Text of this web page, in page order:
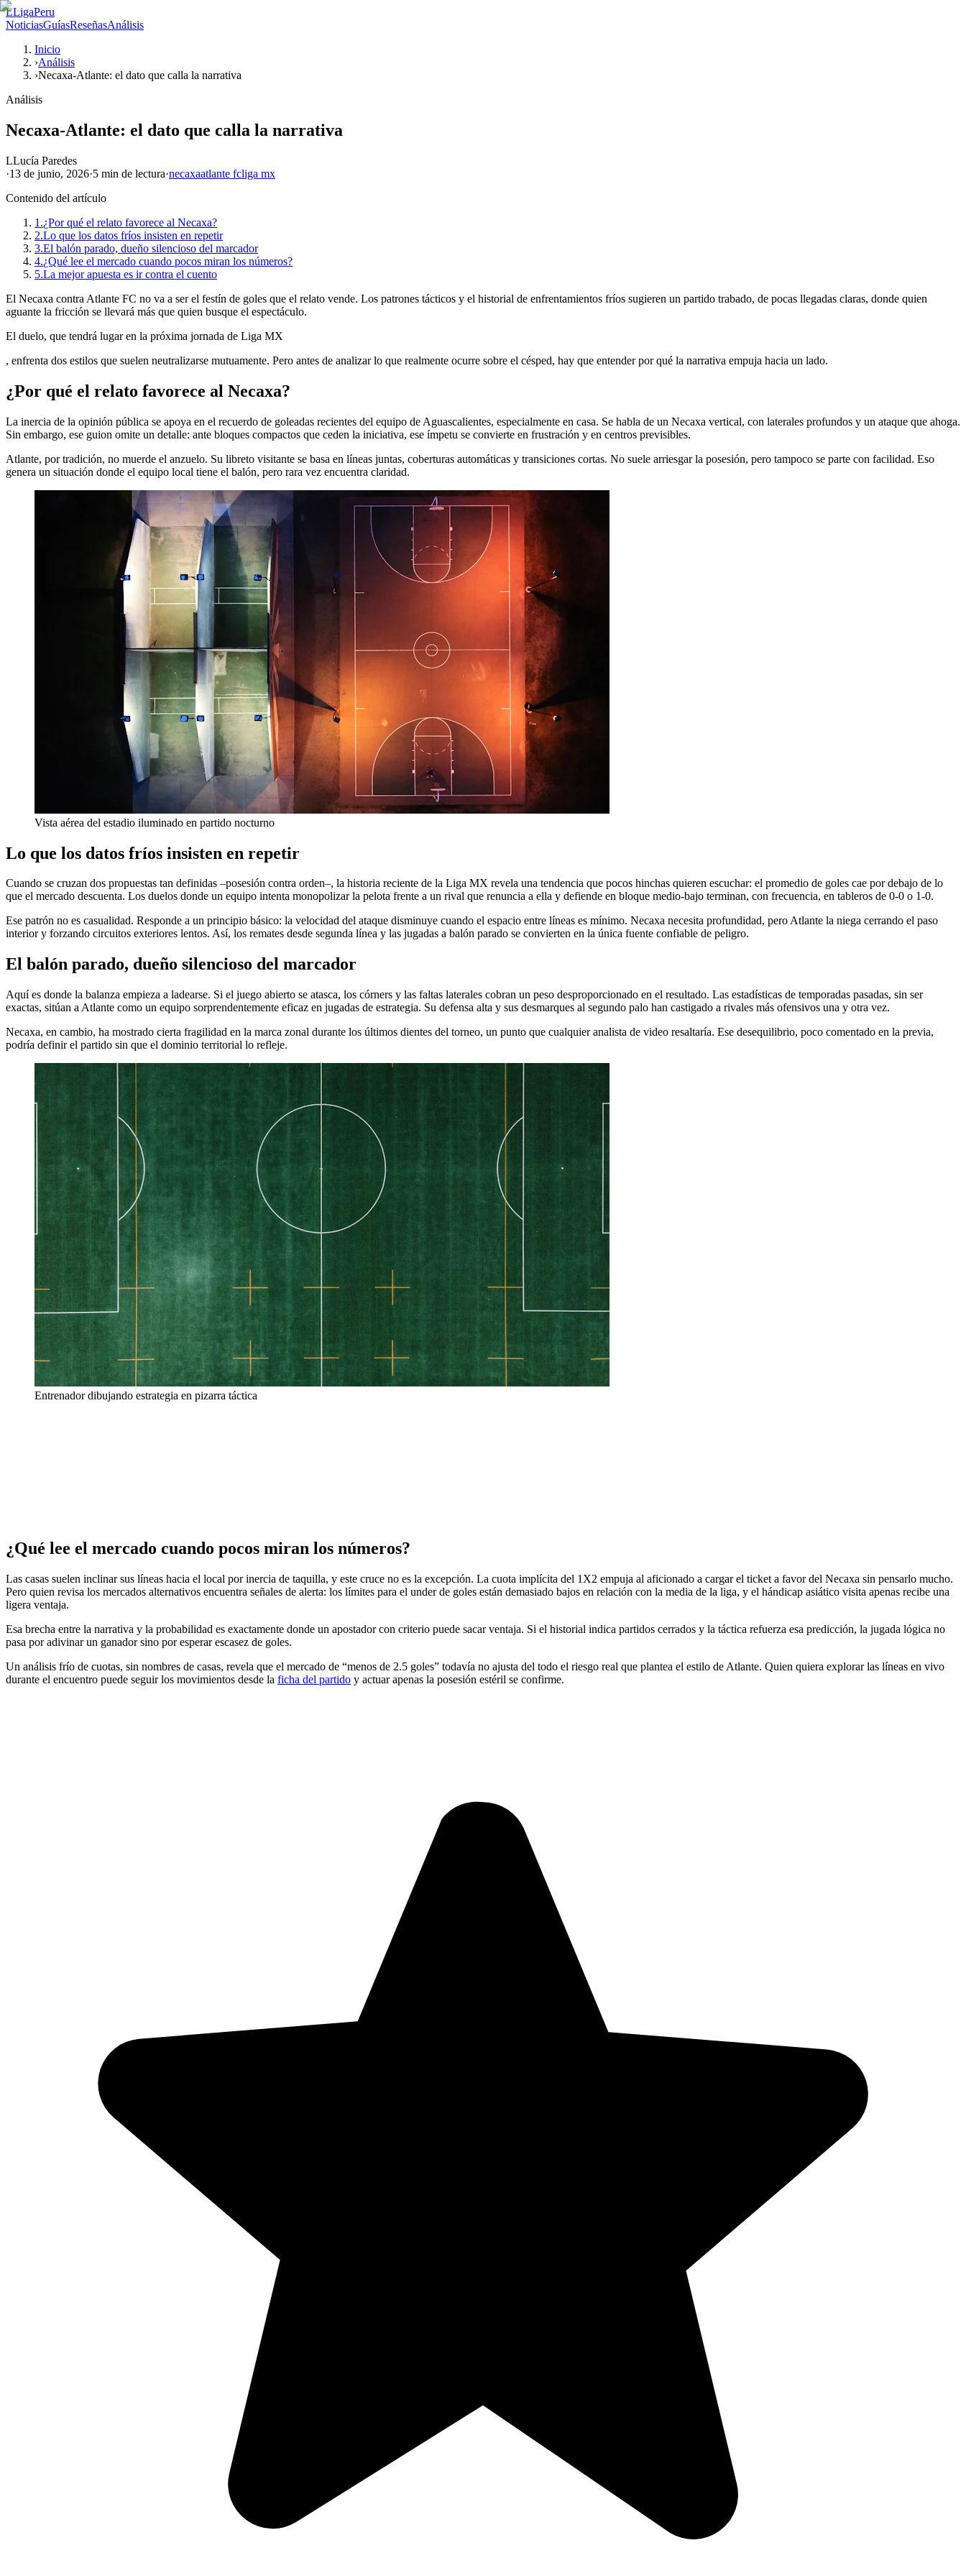
LLigaPeru
NoticiasGuíasReseñasAnálisis
Inicio
›Análisis
›Necaxa-Atlante: el dato que calla la narrativa
Análisis
Necaxa-Atlante: el dato que calla la narrativa
LLucía Paredes
·13 de junio, 2026·5 min de lectura·necaxaatlante fcliga mx
Contenido del artículo
1.¿Por qué el relato favorece al Necaxa?
2.Lo que los datos fríos insisten en repetir
3.El balón parado, dueño silencioso del marcador
4.¿Qué lee el mercado cuando pocos miran los números?
5.La mejor apuesta es ir contra el cuento
El Necaxa contra Atlante FC no va a ser el festín de goles que el relato vende. Los patrones tácticos y el historial de enfrentamientos fríos sugieren un partido trabado, de pocas llegadas claras, donde quien
aguante la fricción se llevará más que quien busque el espectáculo.
El duelo, que tendrá lugar en la próxima jornada de Liga MX
, enfrenta dos estilos que suelen neutralizarse mutuamente. Pero antes de analizar lo que realmente ocurre sobre el césped, hay que entender por qué la narrativa empuja hacia un lado.
¿Por qué el relato favorece al Necaxa?
La inercia de la opinión pública se apoya en el recuerdo de goleadas recientes del equipo de Aguascalientes, especialmente en casa. Se habla de un Necaxa vertical, con laterales profundos y un ataque que ahoga.
Sin embargo, ese guion omite un detalle: ante bloques compactos que ceden la iniciativa, ese ímpetu se convierte en frustración y en centros previsibles.
Atlante, por tradición, no muerde el anzuelo. Su libreto visitante se basa en líneas juntas, coberturas automáticas y transiciones cortas. No suele arriesgar la posesión, pero tampoco se parte con facilidad. Eso
genera un situación donde el equipo local tiene el balón, pero rara vez encuentra claridad.
Vista aérea del estadio iluminado en partido nocturno
Lo que los datos fríos insisten en repetir
Cuando se cruzan dos propuestas tan definidas –posesión contra orden–, la historia reciente de la Liga MX revela una tendencia que pocos hinchas quieren escuchar: el promedio de goles cae por debajo de lo
que el mercado descuenta. Los duelos donde un equipo intenta monopolizar la pelota frente a un rival que renuncia a ella y defiende en bloque medio-bajo terminan, con frecuencia, en tableros de 0-0 o 1-0.
Ese patrón no es casualidad. Responde a un principio básico: la velocidad del ataque disminuye cuando el espacio entre líneas es mínimo. Necaxa necesita profundidad, pero Atlante la niega cerrando el paso
interior y forzando circuitos exteriores lentos. Así, los remates desde segunda línea y las jugadas a balón parado se convierten en la única fuente confiable de peligro.
El balón parado, dueño silencioso del marcador
Aquí es donde la balanza empieza a ladearse. Si el juego abierto se atasca, los córners y las faltas laterales cobran un peso desproporcionado en el resultado. Las estadísticas de temporadas pasadas, sin ser
exactas, sitúan a Atlante como un equipo sorprendentemente eficaz en jugadas de estrategia. Su defensa alta y sus desmarques al segundo palo han castigado a rivales más ofensivos una y otra vez.
Necaxa, en cambio, ha mostrado cierta fragilidad en la marca zonal durante los últimos dientes del torneo, un punto que cualquier analista de video resaltaría. Ese desequilibrio, poco comentado en la previa,
podría definir el partido sin que el dominio territorial lo refleje.
Entrenador dibujando estrategia en pizarra táctica
¿Qué lee el mercado cuando pocos miran los números?
Las casas suelen inclinar sus líneas hacia el local por inercia de taquilla, y este cruce no es la excepción. La cuota implícita del 1X2 empuja al aficionado a cargar el ticket a favor del Necaxa sin pensarlo mucho.
Pero quien revisa los mercados alternativos encuentra señales de alerta: los límites para el under de goles están demasiado bajos en relación con la media de la liga, y el hándicap asiático visita apenas recibe una
ligera ventaja.
Esa brecha entre la narrativa y la probabilidad es exactamente donde un apostador con criterio puede sacar ventaja. Si el historial indica partidos cerrados y la táctica refuerza esa predicción, la jugada lógica no
pasa por adivinar un ganador sino por esperar escasez de goles.
Un análisis frío de cuotas, sin nombres de casas, revela que el mercado de “menos de 2.5 goles” todavía no ajusta del todo el riesgo real que plantea el estilo de Atlante. Quien quiera explorar las líneas en vivo
durante el encuentro puede seguir los movimientos desde la ficha del partido y actuar apenas la posesión estéril se confirme.